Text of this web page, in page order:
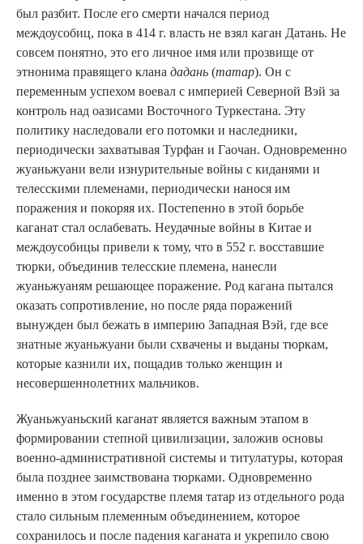
был разбит. После его смерти начался период
междоусобиц, пока в 414 г. власть не взял каган Датань. Не
совсем понятно, это его личное имя или прозвище от
этнонима правящего клана дадань (татар). Он с
переменным успехом воевал с империей Северной Вэй за
контроль над оазисами Восточного Туркестана. Эту
политику наследовали его потомки и наследники,
периодически захватывая Турфан и Гаочан. Одновременно
жуаньжуани вели изнурительные войны с киданями и
телесскими племенами, периодически нанося им
поражения и покоряя их. Постепенно в этой борьбе
каганат стал ослабевать. Неудачные войны в Китае и
междоусобицы привели к тому, что в 552 г. восставшие
тюрки, объединив телесские племена, нанесли
жуаньжуаням решающее поражение. Род кагана пытался
оказать сопротивление, но после ряда поражений
вынужден был бежать в империю Западная Вэй, где все
знатные жуаньжуани были схвачены и выданы тюркам,
которые казнили их, пощадив только женщин и
несовершеннолетних мальчиков.
Жуаньжуаньский каганат является важным этапом в
формировании степной цивилизации, заложив основы
военно-административной системы и титулатуры, которая
была позднее заимствована тюрками. Одновременно
именно в этом государстве племя татар из отдельного рода
стало сильным племенным объединением, которое
сохранилось и после падения каганата и укрепило свою